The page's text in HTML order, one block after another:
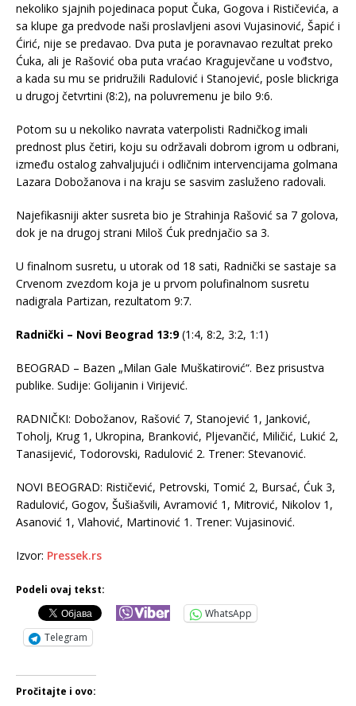
nekoliko sjajnih pojedinaca poput Čuka, Gogova i Rističevića, a
sa klupe ga predvode naši proslavljeni asovi Vujasinović, Šapić i
Ćirić, nije se predavao. Dva puta je poravnavao rezultat preko
Ćuka, ali je Rašović oba puta vraćao Kragujevčane u vođstvo,
a kada su mu se pridružili Radulović i Stanojević, posle blickriga
u drugoj četvrtini (8:2), na poluvremenu je bilo 9:6.
Potom su u nekoliko navrata vaterpolisti Radničkog imali
prednost plus četiri, koju su održavali dobrom igrom u odbrani,
između ostalog zahvaljujući i odličnim intervencijama golmana
Lazara Dobožanova i na kraju se sasvim zasluženo radovali.
Najefikasniji akter susreta bio je Strahinja Rašović sa 7 golova,
dok je na drugoj strani Miloš Ćuk prednjačio sa 3.
U finalnom susretu, u utorak od 18 sati, Radnički se sastaje sa
Crvenom zvezdom koja je u prvom polufinalnom susretu
nadigrala Partizan, rezultatom 9:7.
Radnički – Novi Beograd 13:9(1:4, 8:2, 3:2, 1:1)
BEOGRAD – Bazen „Milan Gale Muškatirović“. Bez prisustva
publike. Sudije: Golijanin i Virijević.
RADNIČKI: Dobožanov, Rašović 7, Stanojević 1, Janković,
Toholj, Krug 1, Ukropina, Branković, Pljevančić, Miličić, Lukić 2,
Tanasijević, Todorovski, Radulović 2. Trener: Stevanović.
NOVI BEOGRAD: Rističević, Petrovski, Tomić 2, Bursać, Ćuk 3,
Radulović, Gogov, Šušiašvili, Avramović 1, Mitrović, Nikolov 1,
Asanović 1, Vlahović, Martinović 1. Trener: Vujasinović.
Izvor: Pressek.rs
Podeli ovaj tekst:
WhatsApp
Telegram
Pročitajte i ovo: